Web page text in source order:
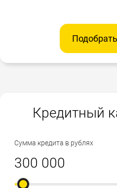
Кредитный
Сумма кредита в рублях